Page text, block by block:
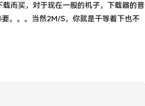
而买，对于现在一般的机子，下载器的普
。。。当然2M/S，你就是干等着下也不